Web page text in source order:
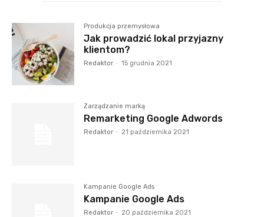
Produkcja przemysłowa
Jak prowadzić lokal przyjazny
klientom?
Redaktor - 15 grudnia 2021
Zarządzanie marką
Remarketing Google Adwords
Redaktor - 21 października 2021
Kampanie Google Ads
Kampanie Google Ads
Redaktor - 20 października 2021